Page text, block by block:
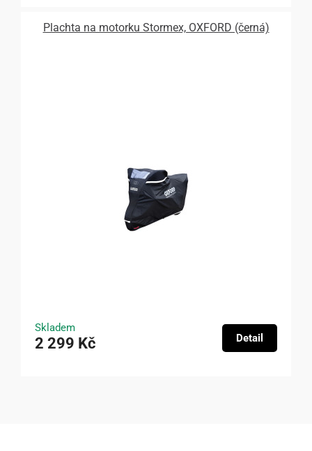
Plachta na motorku Stormex, OXFORD (černá)
Skladem
2 299 Kč Detail